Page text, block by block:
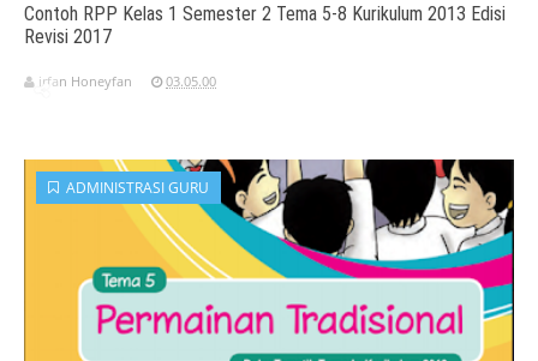
Contoh RPP Kelas 1 Semester 2 Tema 5-8 Kurikulum 2013 Edisi
Revisi 2017
irfan Honeyfan 03.05.00
ADMINISTRASI GURU